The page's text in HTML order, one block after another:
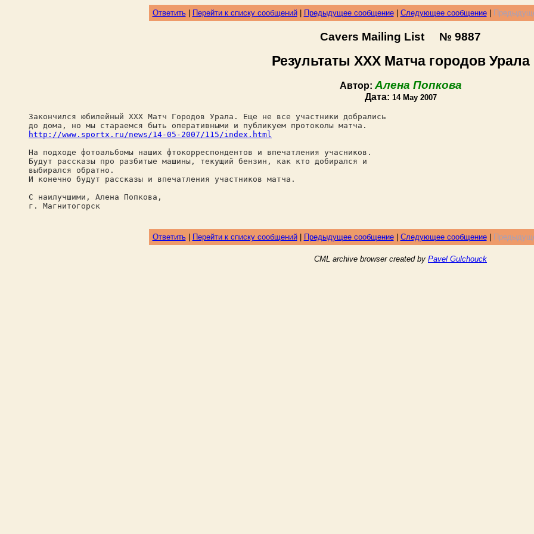
Ответить| Перейти к списку сообщений| Предыдущее сообщение| Следующее сообщение|
Cavers Mailing List № 9887
Результаты ХХХ Матча городов Урала
Автор: Алена Попкова
Дата: 14 May 2007
Закончился юбилейный XXX Матч Городов Урала. Еще не все участники добрались
до дома, но мы стараемся быть оперативными и публикуем протоколы матча.
http://www.sportx.ru/news/14-05-2007/115/index.html
На подходе фотоальбомы наших фтокорреспондентов и впечатления учасников.
Будут рассказы про разбитые машины, текущий бензин, как кто добирался и
выбирался обратно.
И конечно будут рассказы и впечатления участников матча.
С наилучшими, Алена Попкова,
г. Магнитогорск
Ответить| Перейти к списку сообщений| Предыдущее сообщение| Следующее сообщение|
CML archive browser created by Pavel Gulchouck